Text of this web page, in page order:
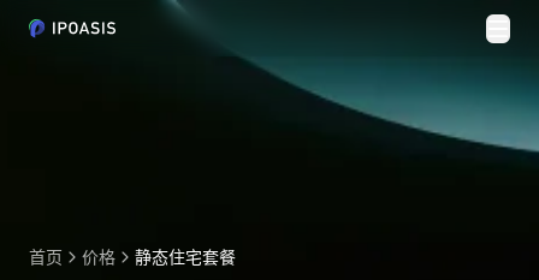
切
首页 价格 静态住宅套餐